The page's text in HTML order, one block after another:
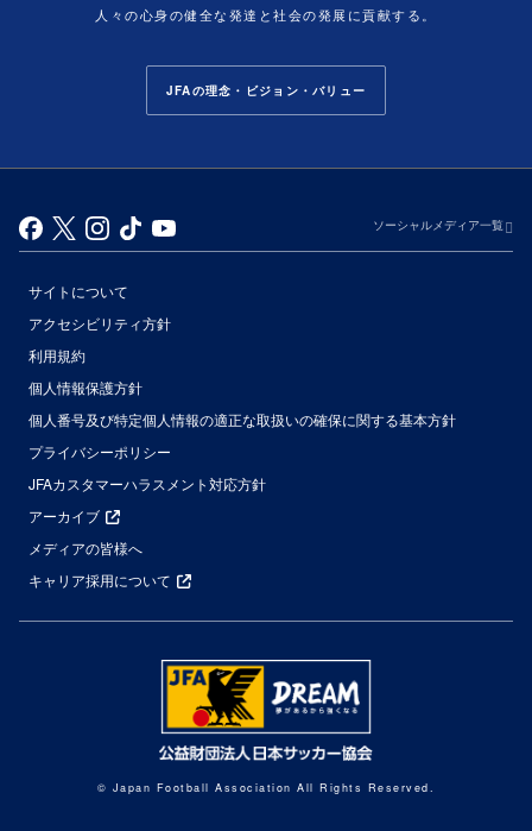
人々の心身の健全な発達と社会の発展に貢献する。
JFAの理念・ビジョン・バリュー
ソーシャルメディア一覧
サイトについて
アクセシビリティ方針
利用規約
個人情報保護方針
個人番号及び特定個人情報の適正な取扱いの確保に関する基本方針
プライバシーポリシー
JFAカスタマーハラスメント対応方針
アーカイブ
メディアの皆様へ
キャリア採用について
© Japan Football Association All Rights Reserved.